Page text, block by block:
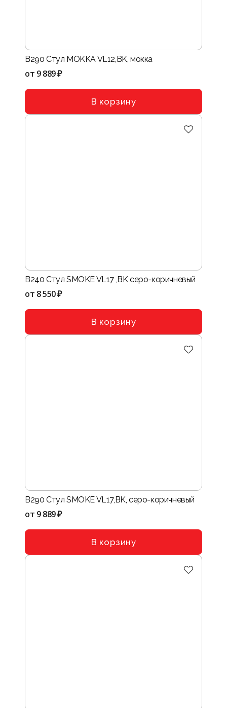
B290 Стул MOKKA VL12,BK, мокка
от 9 889 ₽
В корзину
B240 Стул SMOKE VL17 ,BK серо-коричневый
от 8 550 ₽
В корзину
B290 Стул SMOKE VL17,BK, серо-коричневый
от 9 889 ₽
В корзину